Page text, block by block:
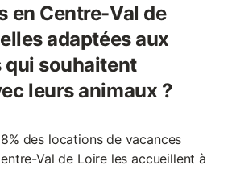
en Centre-Val de
adaptées aux
qui souhaitent
leurs animaux ?
des locations de vacances
Val de Loire les accueillent à